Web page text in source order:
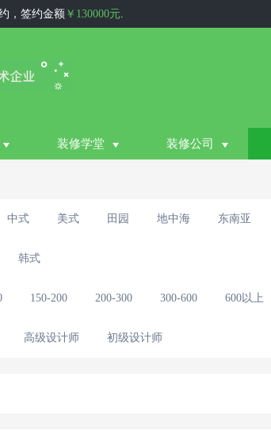
，签约金额 ￥130000元.
约金额￥130000元
，签约金额
约金额 ￥110000元.
签约，签约金额
签约金额
装修学堂 装修公司
中式 美式 田园 地中海 东南亚
韩式
150-200 200-300 300-600 600以上
高级设计师 初级设计师